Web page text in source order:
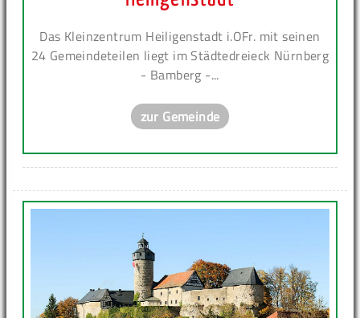
Das Kleinzentrum Heiligenstadt i.OFr. mit seinen
24 Gemeindeteilen liegt im Städtedreieck Nürnberg
- Bamberg -...
zur Gemeinde